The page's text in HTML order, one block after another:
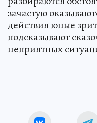
зачастую
действия юные
подсказывают
неприятных